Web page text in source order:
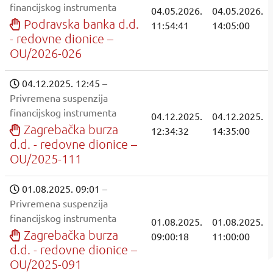
financijskog instrumenta
Podravska banka d.d.
- redovne dionice –
OU/2026-026
04.05.2026.
11:54:41
04.05.2026.
14:05:00
04.12.2025. 12:45 –
Privremena suspenzija
financijskog instrumenta
Zagrebačka burza
d.d. - redovne dionice –
OU/2025-111
04.12.2025.
12:34:32
04.12.2025.
14:35:00
01.08.2025. 09:01 –
Privremena suspenzija
financijskog instrumenta
Zagrebačka burza
d.d. - redovne dionice –
OU/2025-091
01.08.2025.
09:00:18
01.08.2025.
11:00:00